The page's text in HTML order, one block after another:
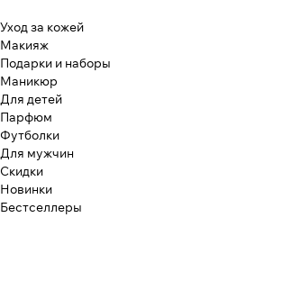
Уход за кожей
Макияж
Подарки и наборы
Маникюр
Для детей
Парфюм
Футболки
Для мужчин
Скидки
Новинки
Бестселлеры